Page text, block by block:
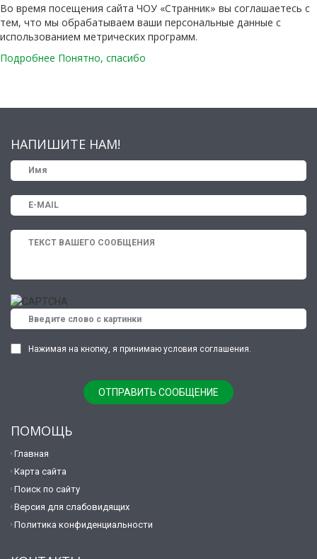
Во время посещения сайта ЧОУ «Странник» вы соглашаетесь с
тем, что мы обрабатываем ваши персональные данные с
использованием метрических программ.
Подробнее Понятно, спасибо
НАПИШИТЕ НАМ!
Нажимая на кнопку, я принимаю условия соглашения.
ПОМОЩЬ
Главная
Карта сайта
Поиск по сайту
Версия для слабовидящих
Политика конфиденциальности